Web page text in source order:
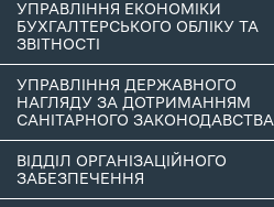
УПРАВЛІННЯ ЕКОНОМІКИ
БУХГАЛТЕРСЬКОГО ОБЛІКУ ТА
ЗВІТНОСТІ
УПРАВЛІННЯ ДЕРЖАВНОГО
НАГЛЯДУ ЗА ДОТРИМАННЯМ
САНІТАРНОГО ЗАКОНОДАВСТВА
ВІДДІЛ ОРГАНІЗАЦІЙНОГО
ЗАБЕЗПЕЧЕННЯ